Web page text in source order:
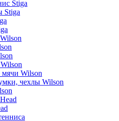
Stiga
Stiga
Wilson
чехлы Wilson